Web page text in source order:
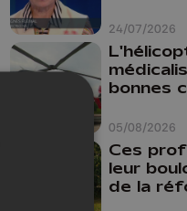
24/07/2026
05/08/2026
bonnes
Ces
leur
de la